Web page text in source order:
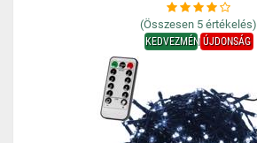
(Összesen 5 értékelés)
KEDVEZMÉNYÚJDONSÁG